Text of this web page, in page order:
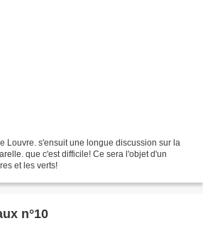
Louvre. s'ensuit une longue discussion sur la
que c'est difficile! Ce sera l'objet d'un
et les verts!
n°10